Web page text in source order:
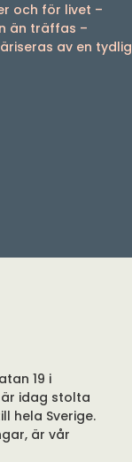
och för livet –
än träffas –
av en tydlig
19 i
är idag stolta
hela Sverige.
är vår